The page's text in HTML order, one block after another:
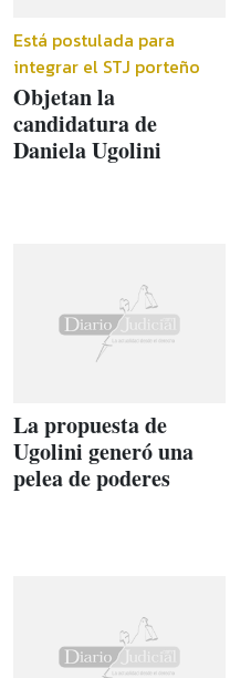
Está postulada para
integrar el STJ porteño
Objetan la
candidatura de
Daniela Ugolini
La propuesta de
Ugolini generó una
pelea de poderes